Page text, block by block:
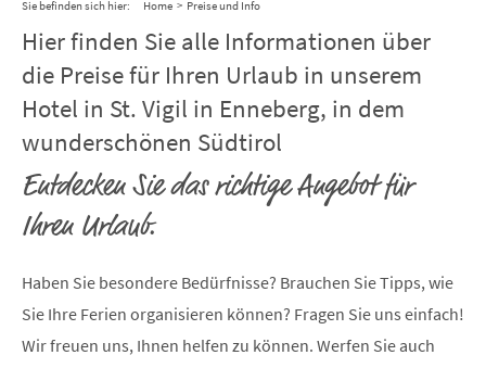
Sie befinden sich hier: Home > Preise und Info
Hier finden Sie alle Informationen über
die Preise für Ihren Urlaub in unserem
Hotel in St. Vigil in Enneberg, in dem
wunderschönen Südtirol
Entdecken Sie das richtige Angebot für
Ihren Urlaub.
Haben Sie besondere Bedürfnisse? Brauchen Sie Tipps, wie
Sie Ihre Ferien organisieren können? Fragen Sie uns einfach!
Wir freuen uns, Ihnen helfen zu können. Werfen Sie auch